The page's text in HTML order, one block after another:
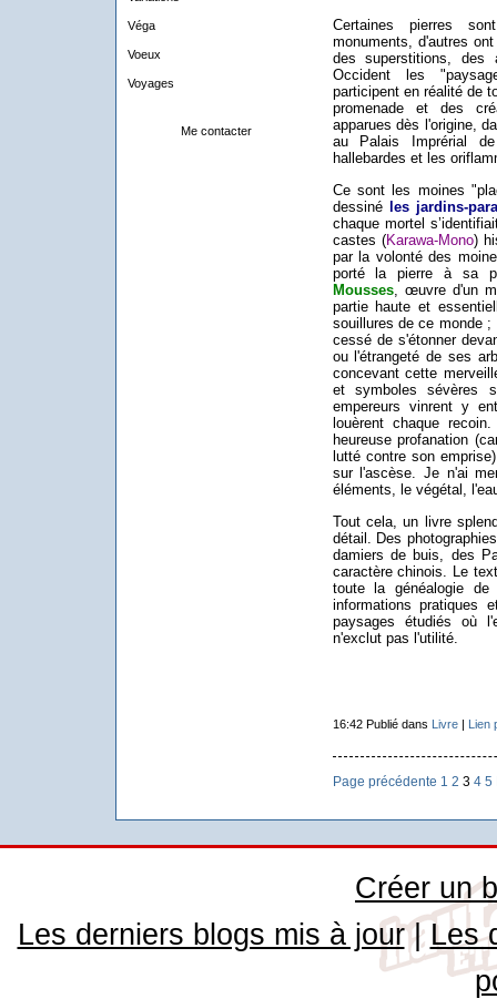
Véga
Voeux
Voyages
Me contacter
Certaines pierres
monuments, d'autres
des superstitions, des
Occident les
participent en réalité de
promenade et des
apparues dès l'origine,
au Palais Imprérial
hallebardes et les
Ce sont les moines
dessiné
les jardins-
chaque mortel
castes (Karawa-Mono)
par la volonté des
porté la pierre à sa
Mousses, œuvre d'un
partie haute et
souillures de ce monde
cessé de s'étonner
ou l'étrangeté de ses
concevant cette
et symboles sévères
empereurs vinrent y
louèrent chaque
heureuse profanation
lutté contre son
sur l'ascèse. Je n'ai
éléments, le végétal,
Tout cela, un livre
détail. Des
damiers de buis, des
caractère chinois. Le
toute la généalogie
informations pratiques
paysages étudiés où
n'exclut pas l'utilité.
16:42 Publié dans Livre| Lien
Page précédente 1 2 3 4 5
Créer un
Les derniers blogs mis à jour| Les